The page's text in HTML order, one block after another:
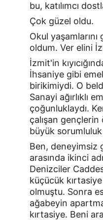
bu, katılımcı
Çok güzel oldu.
Okul
oldum. Ver elini
İzmit'in
İhsaniye gibi
birikimiydi. O
Sanayi ağırlıklı
çoğunluklaydı.
çalışan
büyük
Ben, deneyimsiz
arasında ikinci
Denizciler Caddesi
küçücük
olmuştu. Sonra
ağabeyin
kırtasiye. Beni